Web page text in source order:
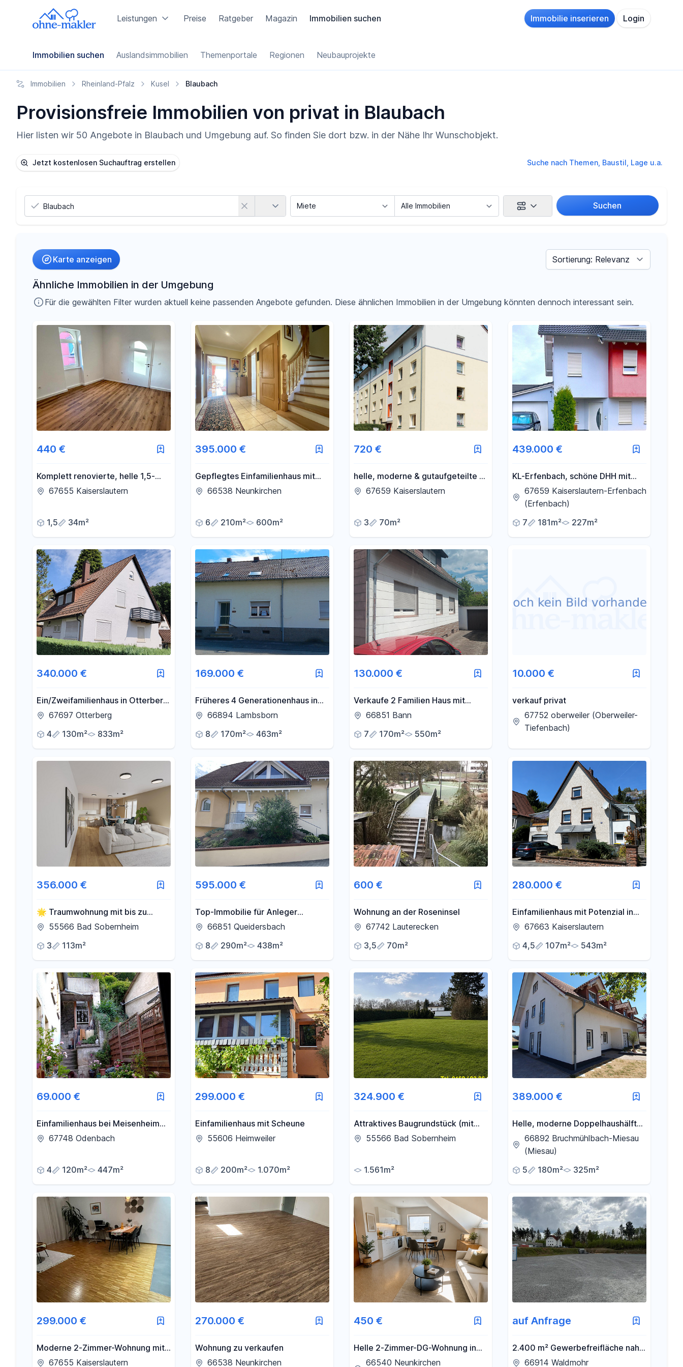
Leistungen Preise Ratgeber Magazin Immobilien suchen Immobilie inserieren Login
Immobilien suchen Auslandsimmobilien Themenportale Regionen Neubauprojekte
Immobilien Rheinland-Pfalz Kusel Blaubach
Provisionsfreie Immobilien von privat in Blaubach
Hier listen wir 50 Angebote in Blaubach und Umgebung auf. So finden Sie dort bzw. in der Nähe Ihr Wunschobjekt.
Jetzt kostenlosen Suchauftrag erstellen Suche nach Themen, Baustil, Lage u.a.
Suchen
Filter für Preis zurücksetzen
m²
Filter für Fläche zurücksetzen
Karte anzeigen
Sortieren nach
Ähnliche Immobilien in der Umgebung
Für die gewählten Filter wurden aktuell keine passenden Angebote gefunden. Diese ähnlichen Immobilien in der Umgebung könnten dennoch interessant sein.
440 €
Komplett renovierte, helle 1,5-
Zimmer Wohnung im Zentrum
67655 Kaiserslautern
1,5 34m²
395.000 €
Gepflegtes Einfamilienhaus mit
Einliegerwohnung in schöner
66538 Neunkirchen
6 210m² 600m²
720 €
helle, moderne & gutaufgeteilte 3
Zimmerwohnung zu vermieten
67659 Kaiserslautern
3 70m²
439.000 €
KL-Erfenbach, schöne DHH mit
Doppelgarage
67659 Kaiserslautern-Erfenbach
(Erfenbach)
7
181m² 227m²
340.000 €
Ein/Zweifamilienhaus in Otterberg
Bachlauf Garten
67697 Otterberg
4
130m² 833m²
169.000 €
Früheres 4 Generationenhaus in
ruhiger Umgebung
66894 Lambsborn
8
170m² 463m²
130.000 €
Verkaufe 2 Familien Haus mit
Großem Grundstück im
66851 Bann
7
170m² 550m²
10.000 €
verkauf privat
67752 oberweiler (Oberweiler-
Tiefenbach)
356.000 €
🌟 Traumwohnung mit bis zu
22.500 € Tilgungszuschuss +
AfA
55566 Bad Sobernheim
3
113m²
595.000 €
Top-Immobilie für Anleger
(Investoren)
66851 Queidersbach
8
290m² 438m²
600 €
Wohnung an der Roseninsel
67742 Lauterecken
3,5
70m²
280.000 €
Einfamilienhaus mit Potenzial in
Bestlage - KL/Lämmchesberg
67663 Kaiserslautern
4,5
107m² 543m²
69.000 €
Einfamilienhaus bei Meisenheim
mit Garten, Hof, Terrasse, Balkon
67748 Odenbach
4 120m² 447m²
299.000 €
Einfamilienhaus mit Scheune
55606 Heimweiler
8 200m² 1.070m²
324.900 €
Attraktives Baugrundstück (mit
eventuellem Potenzial für ein 10-
55566 Bad Sobernheim
1.561m²
389.000 €
Helle, moderne Doppelhaushälfte
in ruhiger Ecklage – sofort
bezugsfertig!
66892 Bruchmühlbach-Miesau
(Miesau)
5
180m² 325m²
299.000 €
Moderne 2-Zimmer-Wohnung mit
TG-Stellplatz
67655 Kaiserslautern
270.000 €
Wohnung zu verkaufen
66538 Neunkirchen
450 €
Helle 2-Zimmer-DG-Wohnung in
66540 Neunkirchen – Perfekt für
66540 Neunkirchen
auf Anfrage
2.400 m² Gewerbefreifläche nahe
A6 – flexibel teilbar – LKW-Zufahrt
66914 Waldmohr